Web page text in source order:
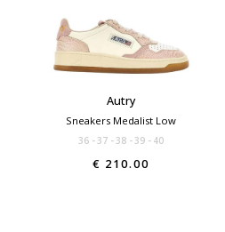
Autry
Sneakers Medalist Low
36 37 38 39 40
€ 210.00